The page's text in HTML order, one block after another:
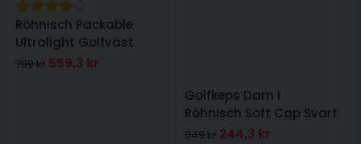
Röhnisch Packable
Ultralight Golfväst
Navy
799 kr 559,3 kr
Golfkeps Dam I
Röhnisch Soft Cap Svart
349 kr 244,3 kr